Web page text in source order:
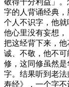
敬得十分利益」
字的人背诵经典
个人不识字，他就
他心里没有妄想
把这经背下来，
诚、不敬，他不
修，这同修虽然
字。结果听到老
寿经》，一个字